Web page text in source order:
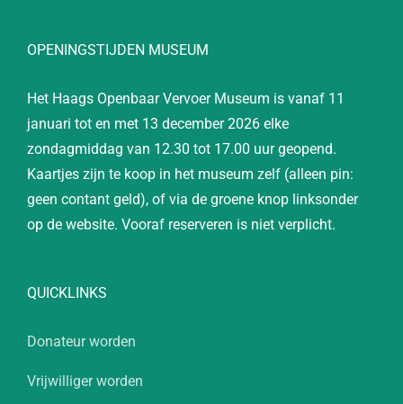
OPENINGSTIJDEN MUSEUM
Het Haags Openbaar Vervoer Museum is vanaf 11
januari tot en met 13 december 2026 elke
zondagmiddag van 12.30 tot 17.00 uur geopend.
Kaartjes zijn te koop in het museum zelf (alleen pin:
geen contant geld), of via de groene knop linksonder
op de website. Vooraf reserveren is niet verplicht.
QUICKLINKS
Donateur worden
Vrijwilliger worden